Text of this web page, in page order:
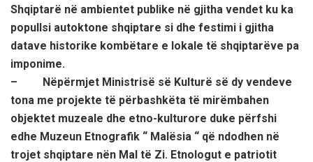
Shqiptarë në ambientet publike në gjitha vendet ku ka
popullsi autoktone shqiptare si dhe festimi i gjitha
datave historike kombëtare e lokale të shqiptarëve pa
imponime.
– Nëpërmjet Ministrisë së Kulturë së dy vendeve
tona me projekte të përbashkëta të mirëmbahen
objektet muzeale dhe etno-kulturore duke përfshi
edhe Muzeun Etnografik “ Malësia “ që ndodhen në
trojet shqiptare nën Mal të Zi. Etnologut e patriotit